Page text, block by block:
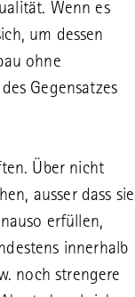
Wenn es
um dessen
ohne
Gegensatzes
Über nicht
ausser dass sie
erfüllen,
innerhalb
noch strengere